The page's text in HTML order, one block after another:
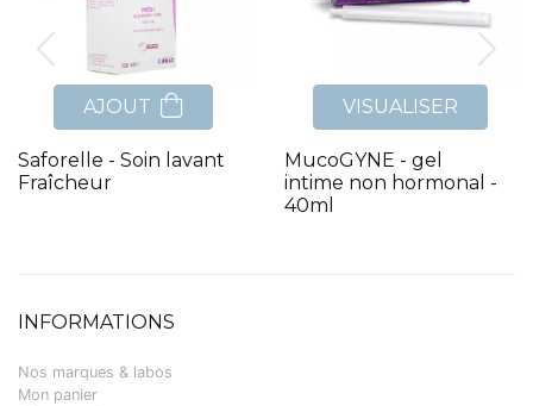
AJOUT
Saforelle - Soin lavant
Fraîcheur
VISUALISER
MucoGYNE - gel
intime non hormonal -
40ml
INFORMATIONS
Nos marques & labos
Mon panier